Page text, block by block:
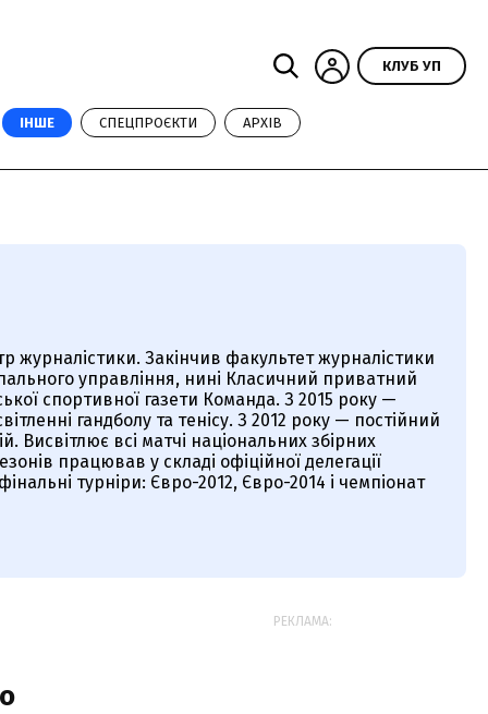
КЛУБ УП
ІНШЕ СПЕЦПРОЄКТИ АРХІВ
журналістики. Закінчив факультет журналістики
управління, нині Класичний приватний
спортивної газети Команда. З 2015 року —
гандболу та тенісу. З 2012 року — постійний
Висвітлює всі матчі національних збірних
працював у складі офіційної делегації
турніри: Євро-2012, Євро-2014 і чемпіонат
РЕКЛАМА: